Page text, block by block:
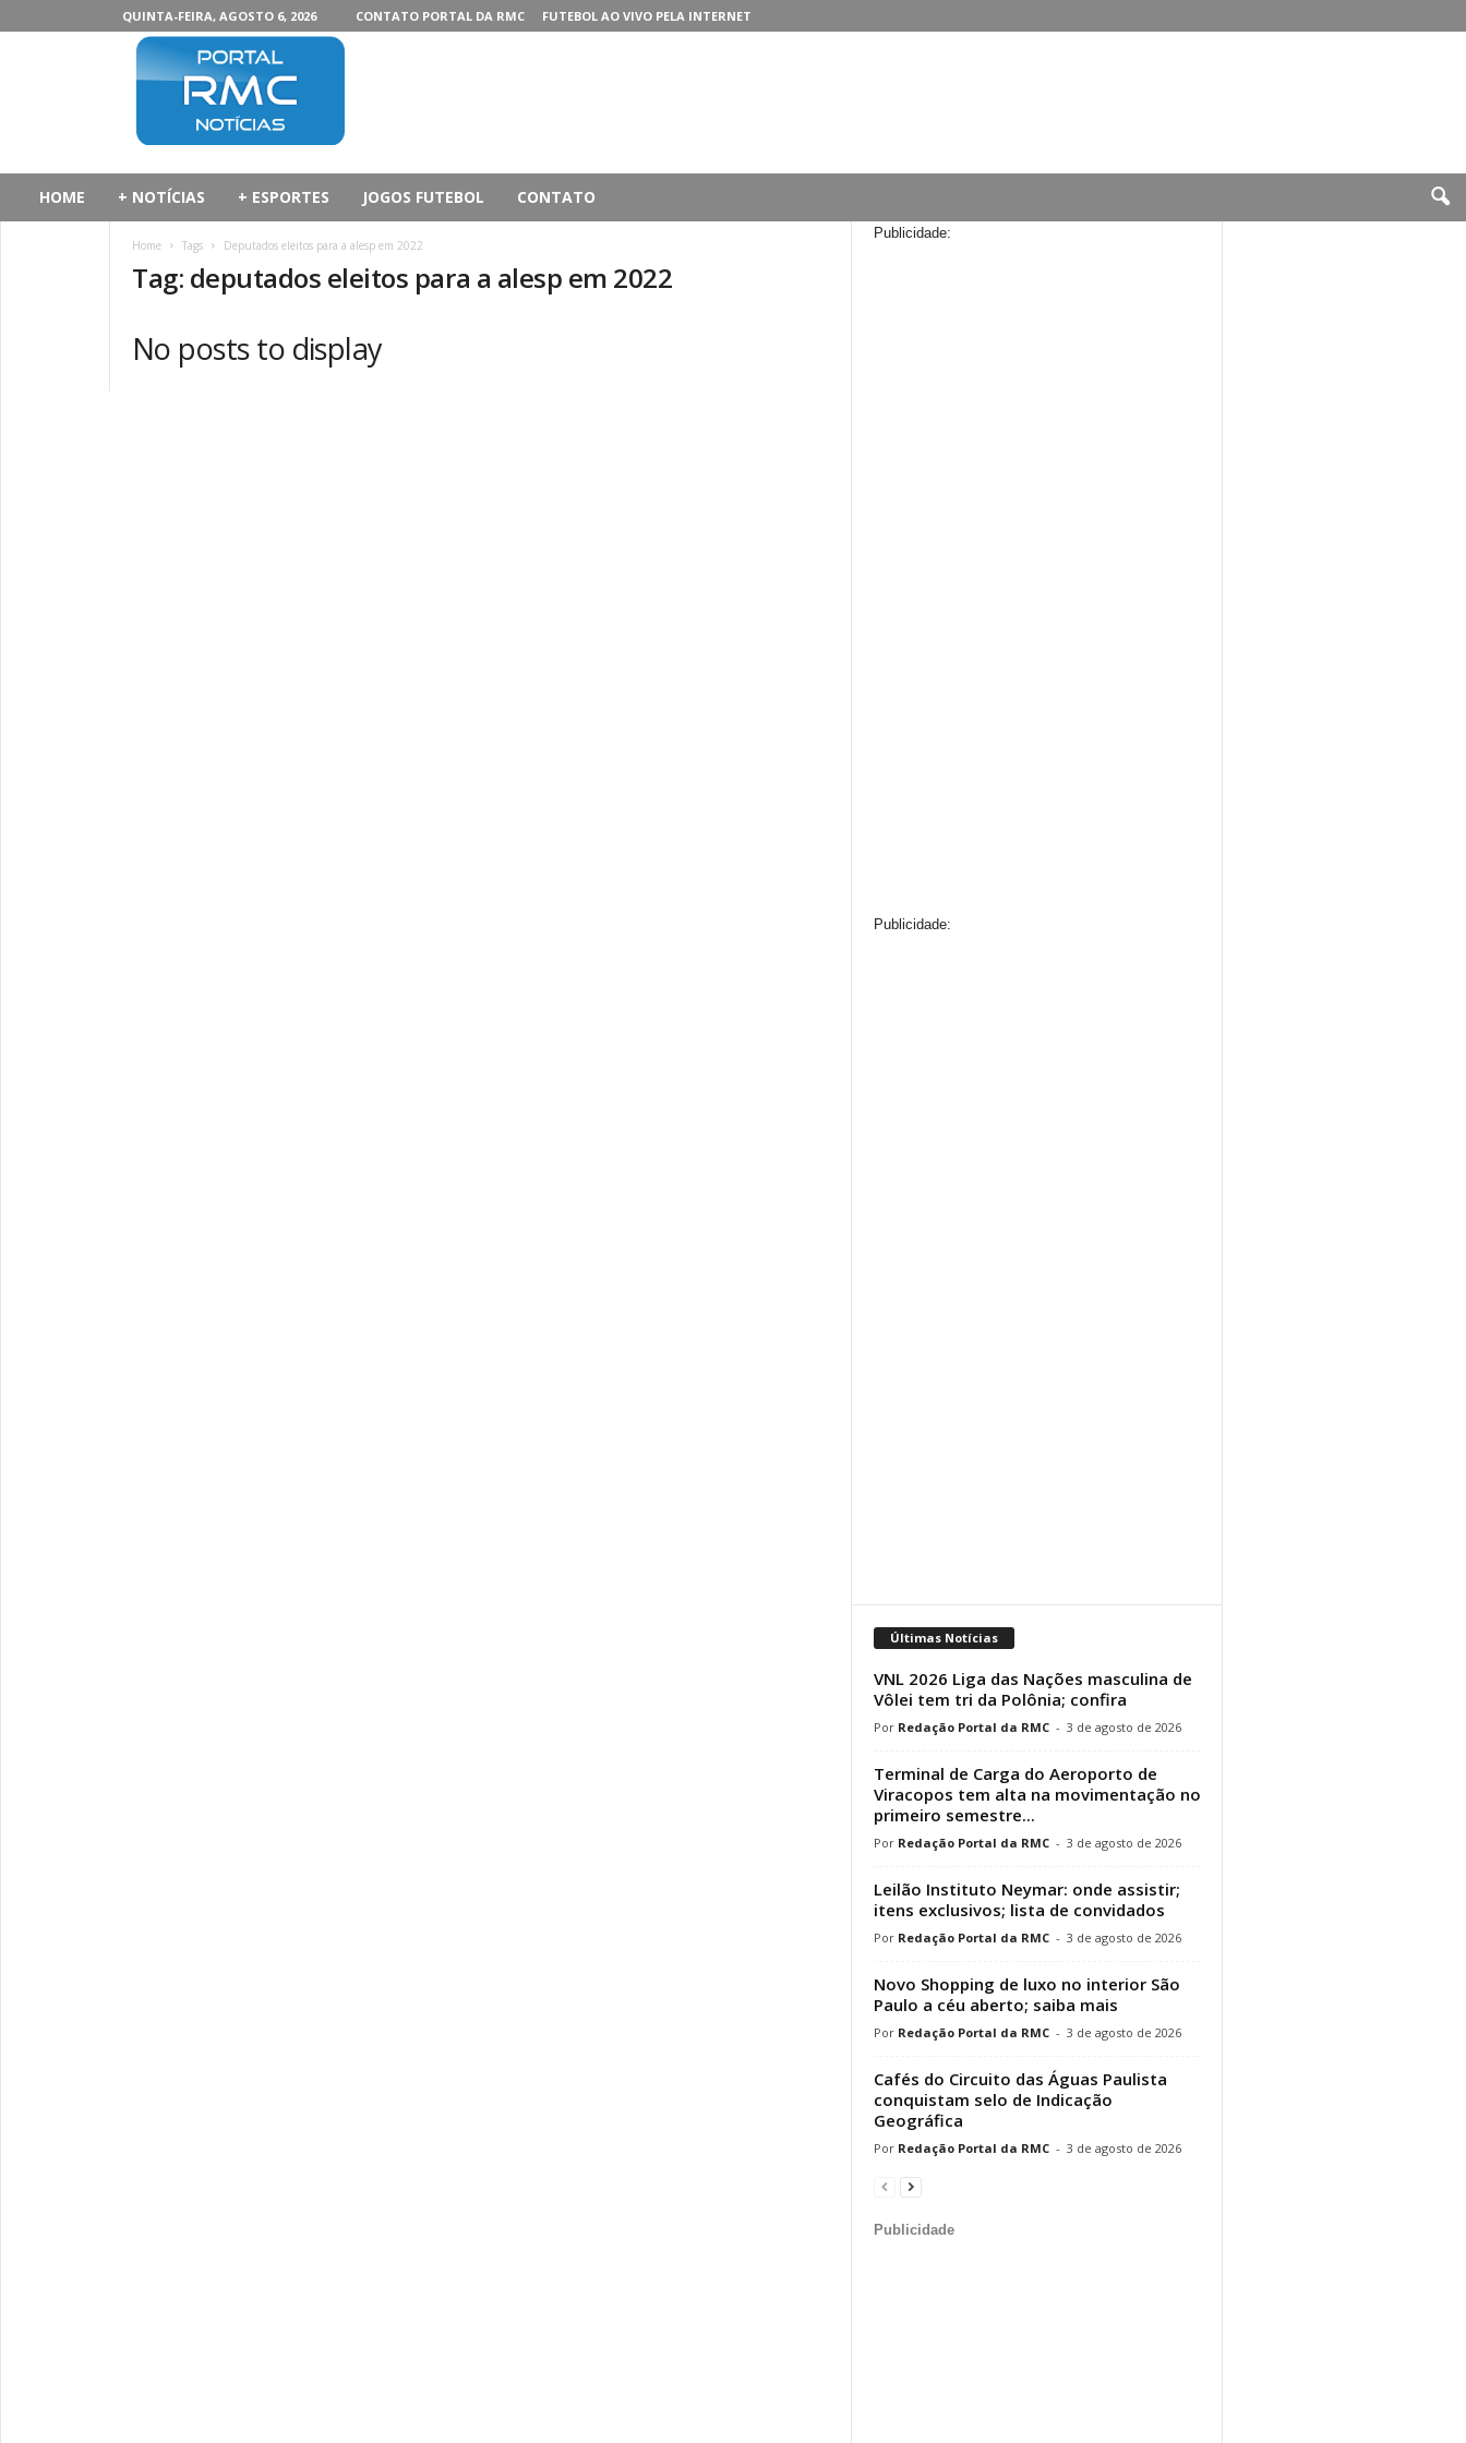
QUINTA-FEIRA, AGOSTO 6, 2026 CONTATO PORTAL DA RMC FUTEBOL AO VIVO PELA INTERNET
HOME + NOTÍCIAS + ESPORTES JOGOS FUTEBOL CONTATO
Home Tags Deputados eleitos para a alesp em 2022
Tag: deputados eleitos para a alesp em 2022
No posts to display
Publicidade:
Publicidade:
Últimas Notícias
VNL 2026 Liga das Nações masculina de
Vôlei tem tri da Polônia; confira
Redação Portal da RMC - 3 de agosto de 2026
Terminal de Carga do Aeroporto de
Viracopos tem alta na movimentação no
primeiro semestre...
Redação Portal da RMC - 3 de agosto de 2026
Leilão Instituto Neymar: onde assistir;
itens exclusivos; lista de convidados
Redação Portal da RMC - 3 de agosto de 2026
Novo Shopping de luxo no interior São
Paulo a céu aberto; saiba mais
Redação Portal da RMC - 3 de agosto de 2026
Cafés do Circuito das Águas Paulista
conquistam selo de Indicação
Geográfica
Redação Portal da RMC - 3 de agosto de 2026
Publicidade